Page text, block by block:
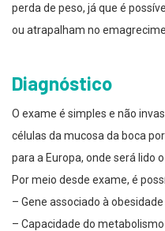
perda de peso, já que é
ou atrapalham no
Diagnóstico
O exame é simples e não
células da mucosa da boca
para a Europa, onde será lido
Por meio desde exame, é
– Gene associado à obesidade
– Capacidade do